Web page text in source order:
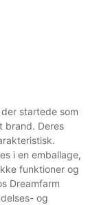
startede som
brand. Deres
i en emballage,
funktioner og
Dreamfarm
og